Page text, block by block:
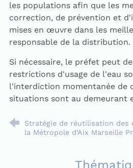
les populations afin que les
correction, de prévention et
mises en œuvre dans les
responsable de la distribution.
Si nécessaire, le préfet peut
restrictions d'usage de l'eau
l'interdiction momentanée de
situations sont au demeurant
Stratégie de réutilisation des
la Métropole d’Aix Marseille